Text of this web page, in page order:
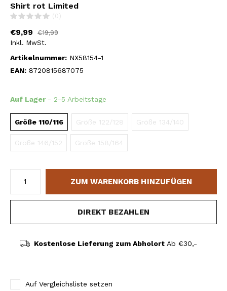
Shirt rot Limited
(0)
€9,99
€19,99
Inkl. MwSt.
Artikelnummer: NX58154-1
EAN: 8720815687075
Auf Lager - 2-5 Arbeitstage
Größe 110/116 Größe 122/128 Größe 134/140
Größe 146/152 Größe 158/164
ZUM WARENKORB HINZUFÜGEN
DIREKT BEZAHLEN
Kostenlose Lieferung zum AbholortAb €30,-
Auf Vergleichsliste setzen